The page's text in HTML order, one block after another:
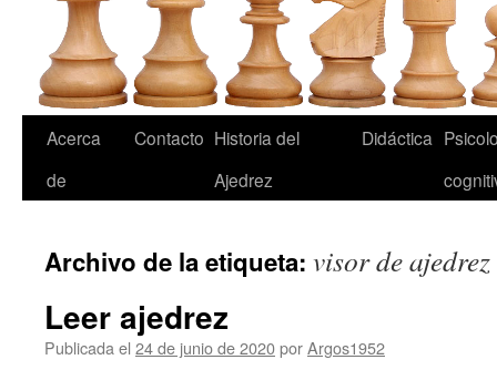
Acerca
de
Contacto Historia del
Ajedrez
Didáctica
Archivo de la etiqueta: visor de ajedrez
Leer ajedrez
Publicada el 24 de junio de 2020porArgos1952